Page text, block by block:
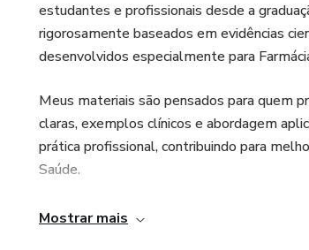
Com uma
✅ Interpretar
✅ Diferenciar
✅ Entender o
estudantes e profissionais desde a
rigorosamente baseados em evidências
desenvolvidos especialmente para
Meus materiais são pensados para quem
claras, exemplos clínicos e abordagem
prática profissional, contribuindo para
Saúde.
Mostrar mais